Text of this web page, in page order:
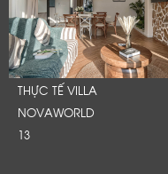
THỰC TẾ VILLA
NOVAWORLD
13